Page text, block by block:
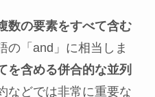
数の要素をすべて含む
の「and」に相当しま
を含める併合的な並列
などでは非常に重要な